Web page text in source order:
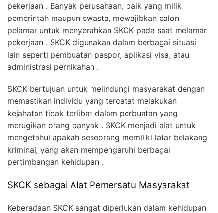
pekerjaan . Banyak perusahaan, baik yang milik
pemerintah maupun swasta, mewajibkan calon
pelamar untuk menyerahkan SKCK pada saat melamar
pekerjaan . SKCK digunakan dalam berbagai situasi
lain seperti pembuatan paspor, aplikasi visa, atau
administrasi pernikahan .
SKCK bertujuan untuk melindungi masyarakat dengan
memastikan individu yang tercatat melakukan
kejahatan tidak terlibat dalam perbuatan yang
merugikan orang banyak . SKCK menjadi alat untuk
mengetahui apakah seseorang memiliki latar belakang
kriminal, yang akan mempengaruhi berbagai
pertimbangan kehidupan .
SKCK sebagai Alat Pemersatu Masyarakat
Keberadaan SKCK sangat diperlukan dalam kehidupan